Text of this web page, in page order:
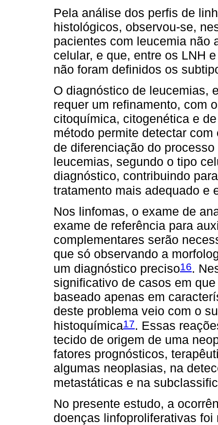
Pela análise dos perfis de
histológicos, observou-se,
pacientes com leucemia não
celular, e que, entre os LNH
não foram definidos os
O diagnóstico de leucemias,
requer um refinamento, com
citoquímica, citogenética e
método permite detectar
de diferenciação do
leucemias, segundo o tipo
diagnóstico, contribuindo
tratamento mais adequado e
Nos linfomas, o exame de
exame de referência para
complementares serão
que só observando a
um diagnóstico preciso16.
significativo de casos em
baseado apenas em
deste problema veio com o
histoquímica17. Essas
tecido de origem de uma
fatores prognósticos,
algumas neoplasias, na
metastáticas e na
No presente estudo, a
doenças linfoproliferativas